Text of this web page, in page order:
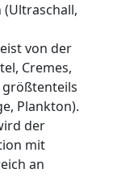
(Ultraschall,
von der
Cremes,
größtenteils
Plankton).
der
mit
an